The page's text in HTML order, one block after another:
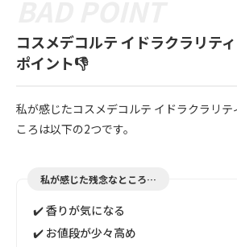
コスメデコルテ イドラクラリテ
ポイント👎
私が感じたコスメデコルテ イドラクラリ
ころは以下の2つです。
私が感じた残念なところ…
✔️ 香りが気になる
✔️ お値段が少々高め